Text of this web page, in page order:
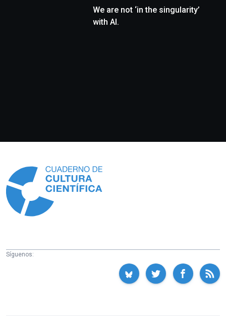
We are not ‘in the singularity’
with AI.
Síguenos: